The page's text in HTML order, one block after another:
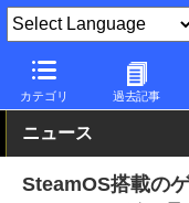
カテゴリ 過去記事
PC Watch パソコン/タ
ニュース
SteamOS搭載の